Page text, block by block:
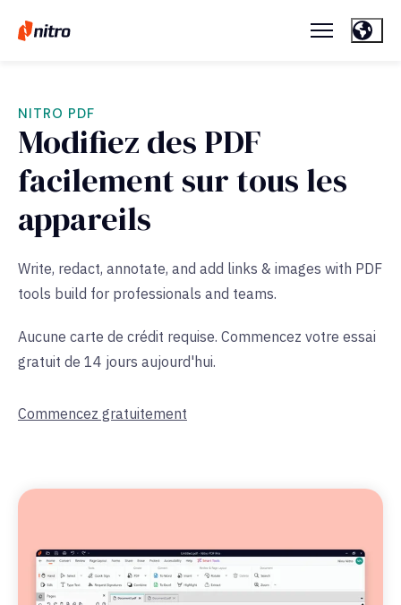
NITRO PDF
Modifiez des PDF
facilement sur tous les
appareils
Write, redact, annotate, and add links & images with PDF
tools build for professionals and teams.
Aucune carte de crédit requise. Commencez votre essai
gratuit de 14 jours aujourd'hui.
Commencez gratuitement